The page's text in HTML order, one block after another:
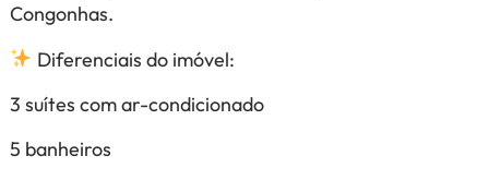
Congonhas.
Diferenciais do imóvel:
3 suítes com ar-condicionado
5 banheiros